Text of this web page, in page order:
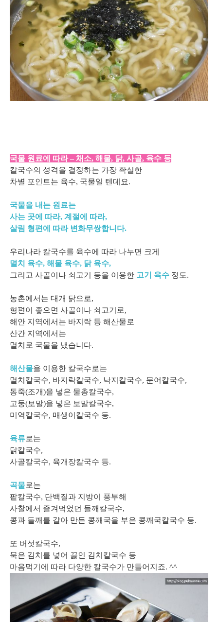
국물 원료에 따라 – 채소, 해물, 닭, 사골, 육수 등
칼국수의 성격을 결정하는 가장 확실한
차별 포인트는 육수, 국물일 텐데요.
국물을 내는 원료는
사는 곳에 따라, 계절에 따라,
살림 형편에 따라 변화무쌍합니다.
우리나라 칼국수를 육수에 따라 나누면 크게
멸치 육수, 해물 육수, 닭 육수,
그리고 사골이나 쇠고기 등을 이용한 고기 육수 정도.
농촌에서는 대개 닭으로,
형편이 좋으면 사골이나 쇠고기로,
해안 지역에서는 바지락 등 해산물로
산간 지역에서는
멸치로 국물을 냈습니다.
해산물을 이용한 칼국수로는
멸치칼국수, 바지락칼국수, 낙지칼국수, 문어칼국수,
동죽(조개)을 넣은 물총칼국수,
고둥(보말)을 넣은 보말칼국수,
미역칼국수, 매생이칼국수 등.
육류로는
닭칼국수,
사골칼국수, 육개장칼국수 등.
곡물로는
팥칼국수, 단백질과 지방이 풍부해
사찰에서 즐겨먹었던 들깨칼국수,
콩과 들깨를 갈아 만든 콩깨국을 부은 콩깨국칼국수 등.
또 버섯칼국수,
묵은 김치를 넣어 끓인 김치칼국수 등
마음먹기에 따라 다양한 칼국수가 만들어지죠. ^^